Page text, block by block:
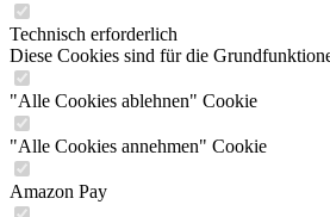
Technisch erforderlich
Diese Cookies sind für die
"Alle Cookies ablehnen" Cookie
"Alle Cookies annehmen" Cookie
Amazon Pay